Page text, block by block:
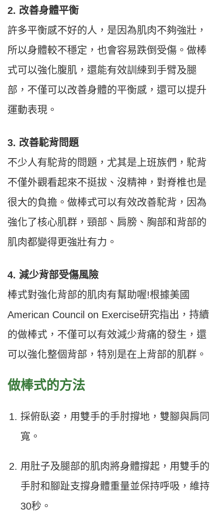
2. 改善身體平衡
許多平衡感不好的人，是因為肌肉不夠強壯，
所以身體較不穩定，也會容易跌倒受傷。做棒
式可以強化腹肌，還能有效訓練到手臂及腿
部，不僅可以改善身體的平衡感，還可以提升
運動表現。
3. 改善駝背問題
不少人有駝背的問題，尤其是上班族們，駝背
不僅外觀看起來不挺拔、沒精神，對脊椎也是
很大的負擔。做棒式可以有效改善駝背，因為
強化了核心肌群，頸部、肩膀、胸部和背部的
肌肉都變得更強壯有力。
4. 減少背部受傷風險
棒式對強化背部的肌肉有幫助喔!根據美國
American Council on Exercise研究指出，持續
的做棒式，不僅可以有效減少背痛的發生，還
可以強化整個背部，特別是在上背部的肌群。
做棒式的方法
採俯臥姿，用雙手的手肘撐地，雙腳與肩同
寬。
用肚子及腿部的肌肉將身體撐起，用雙手的
手肘和腳趾支撐身體重量並保持呼吸，維持
30秒。